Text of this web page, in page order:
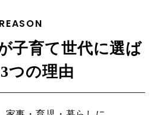
REASON
子育て世代に選ば
つの理由